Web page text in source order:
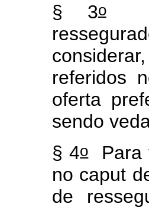
§ 3o
referidos
oferta
sendo
§ 4oPara
no caput
de